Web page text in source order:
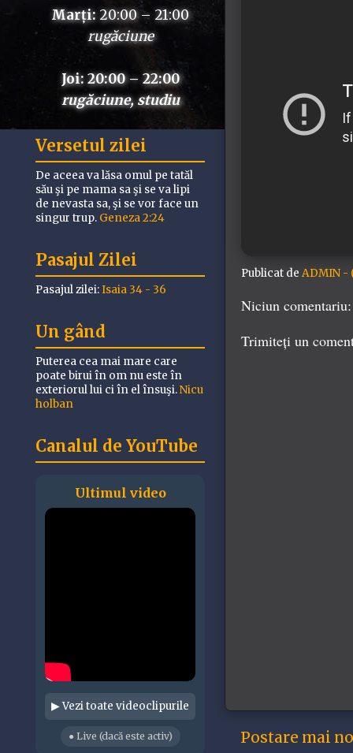
Publicat de ADMIN -
Niciun comentariu:
Trimiteți un
Postare mai
Marți: 20:00 – 21:00
rugăciune
Joi: 20:00 – 22:00
rugăciune, studiu
Versetul zilei
De aceea va lăsa omul pe tatăl
său şi pe mama sa şi se va lipi
de nevasta sa, şi se vor face un
singur trup. Geneza 2:24
Pasajul Zilei
Pasajul zilei:Isaia 34 - 36
Un gând
Puterea cea mai mare care
poate birui în om nu este în
exteriorul lui ci în el însuşi.Nicu
holban
Canalul de YouTube
Ultimul video
▶ Vezi toate videoclipurile
● Live (dacă este activ)